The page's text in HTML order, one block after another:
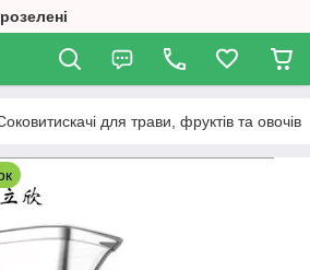
для трави, фруктів та овочів